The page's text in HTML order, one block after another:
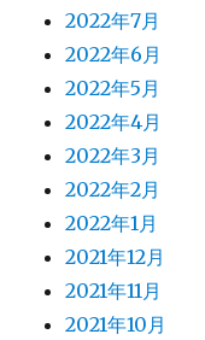
2022年7月
2022年6月
2022年5月
2022年4月
2022年3月
2022年2月
2022年1月
2021年12月
2021年11月
2021年10月